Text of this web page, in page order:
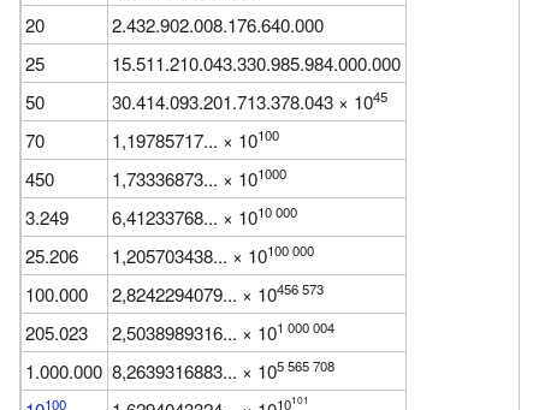
20
2.432.902.008.176.640.000
25
15.511.210.043.330.985.984.000.000
50
30.414.093.201.713.378.043 × 1045
70 1,19785717... × 10100
450 1,73336873... × 101000
3.249 6,41233768... × 1010 000
25.206 1,205703438... × 10100 000
100.000 2,8242294079... × 10456 573
205.023 2,5038989316... × 101 000 004
1.000.000 8,2639316883... × 105 565 708
100 10101